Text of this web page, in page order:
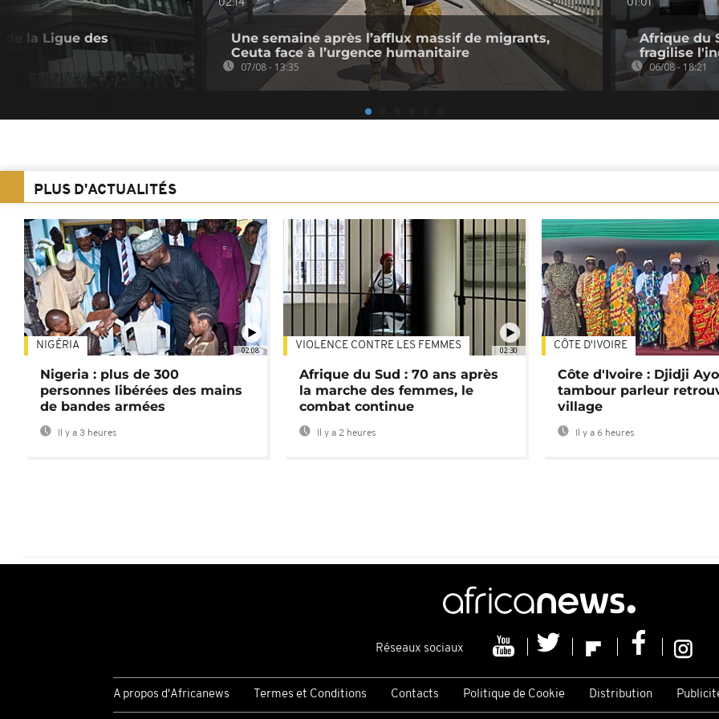
de la Ligue des
02:14
Une semaine après l’afflux massif de migrants,
Ceuta face à l’urgence humanitaire
07/08 - 13:35
01:01
Afrique du
fragilise
06/08 - 18:21
PLUS D'ACTUALITÉS
02:08
NIGÉRIA
Nigeria : plus de 300
personnes libérées des mains
de bandes armées
Il y a 3 heures
02:30
VIOLENCE CONTRE LES FEMMES
Afrique du Sud : 70 ans après
la marche des femmes, le
combat continue
Il y a 2 heures
CÔTE D'IVOIRE
Côte d'Ivoire : Djidji
tambour parleur
village
Il y a 6 heures
Réseaux sociaux
A propos d'Africanews Termes et Conditions Contacts Politique de Cookie Distribution